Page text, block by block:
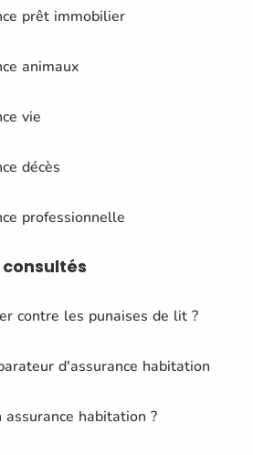
prêt immobilier
animaux
vie
décès
professionnelle
contre les punaises de lit ?
d'assurance habitation
habitation ?